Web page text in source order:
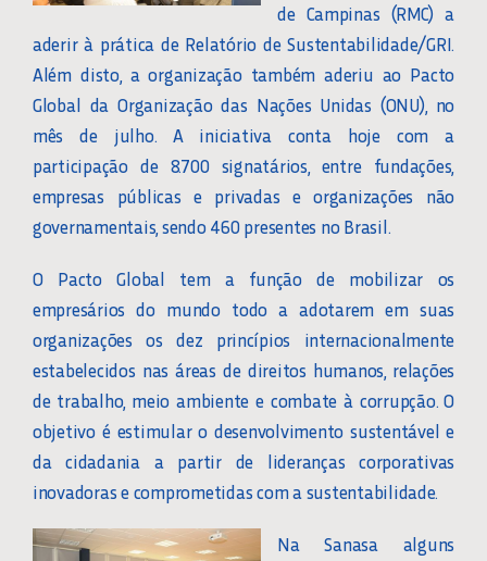
de Campinas (RMC) a
aderir à prática de Relatório de Sustentabilidade/GRI.
Além disto, a organização também aderiu ao Pacto
Global da Organização das Nações Unidas (ONU), no
mês de julho. A iniciativa conta hoje com a
participação de 8.700 signatários, entre fundações,
empresas públicas e privadas e organizações não
governamentais, sendo 460 presentes no Brasil.
O Pacto Global tem a função de mobilizar os
empresários do mundo todo a adotarem em suas
organizações os dez princípios internacionalmente
estabelecidos nas áreas de direitos humanos, relações
de trabalho, meio ambiente e combate à corrupção. O
objetivo é estimular o desenvolvimento sustentável e
da cidadania a partir de lideranças corporativas
inovadoras e comprometidas com a sustentabilidade.
Na Sanasa alguns